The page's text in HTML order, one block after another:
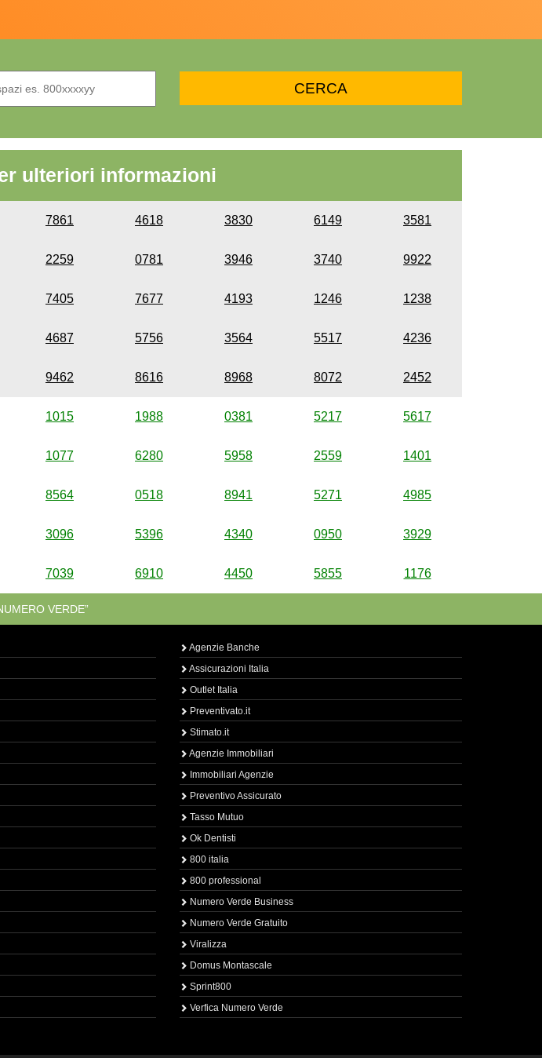
ulteriori informazioni
7861 4618 3830 6149 3581
2259 0781 3946 3740 9922
7405 7677 4193 1246 1238
4687 5756 3564 5517 4236
9462 8616 8968 8072 2452
1015 1988 0381 5217 5617
1077 6280 5958 2559 1401
8564 0518 8941 5271 4985
3096 5396 4340 0950 3929
7039 6910 4450 5855 1176
VERDE”
Agenzie Banche
Assicurazioni Italia
Outlet Italia
Preventivato.it
Stimato.it
Agenzie Immobiliari
Immobiliari Agenzie
Preventivo Assicurato
Tasso Mutuo
Ok Dentisti
800 italia
800 professional
Numero Verde Business
Numero Verde Gratuito
Viralizza
Domus Montascale
Sprint800
Verfica Numero Verde